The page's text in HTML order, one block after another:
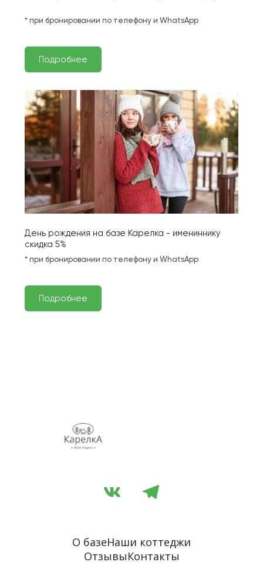
* при бронировании по телефону и WhatsApp
Подробнее
День рождения на базе Карелка - имениннику
скидка 5%
* при бронировании по телефону и WhatsApp
Подробнее
О базеНаши коттеджи
ОтзывыКонтакты